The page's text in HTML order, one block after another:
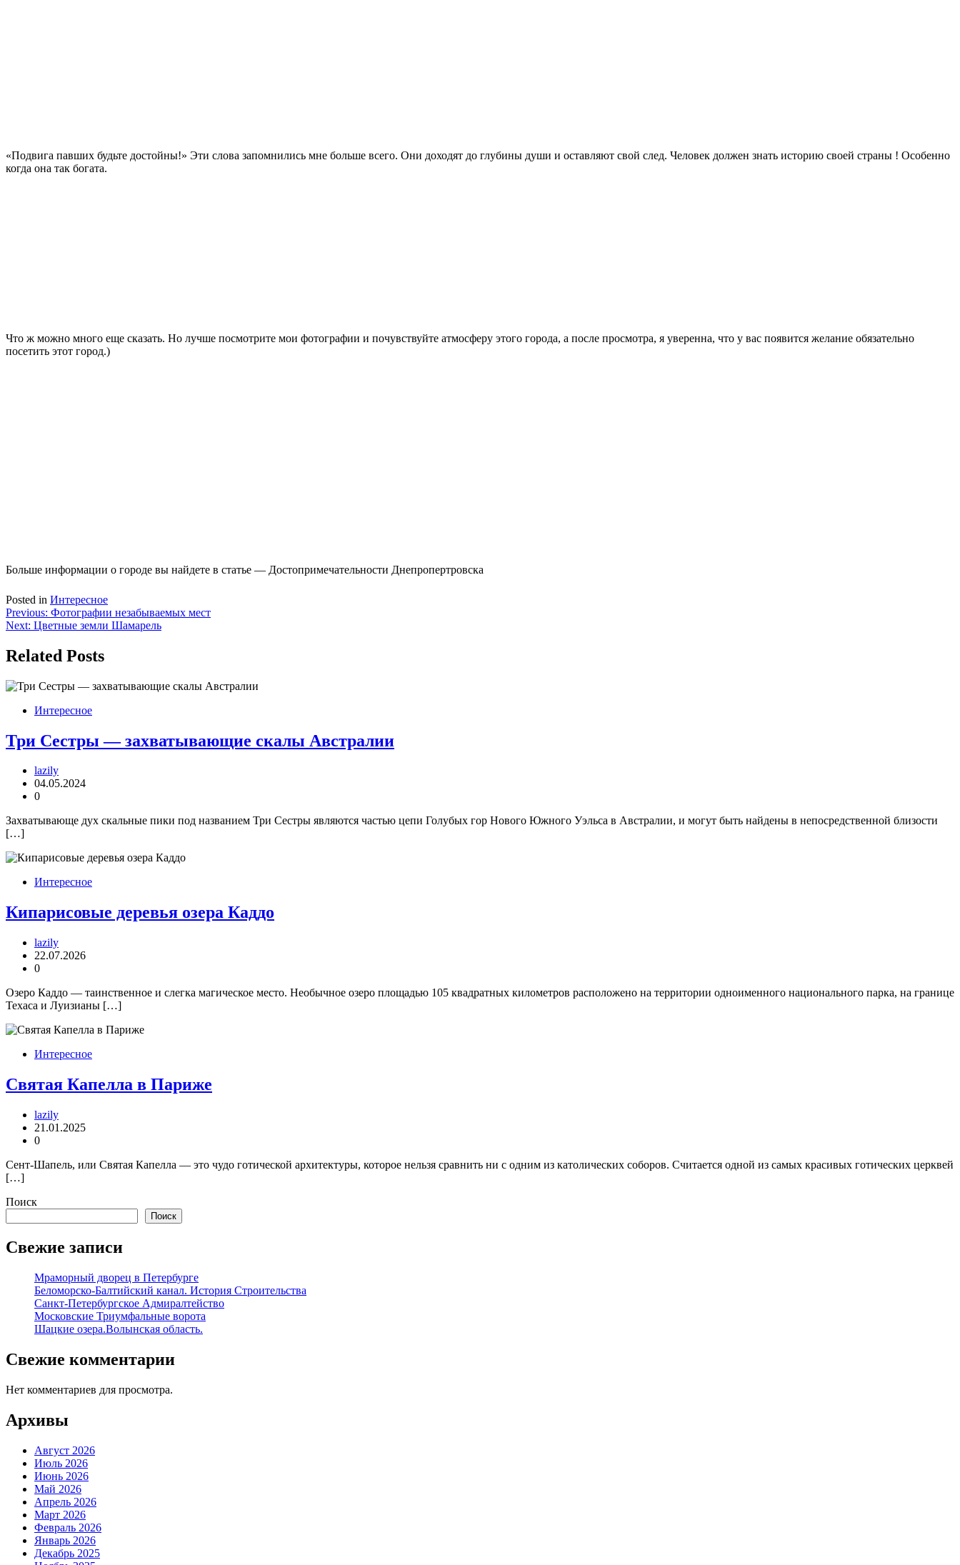
«Подвига павших будьте достойны!» Эти слова запомнились мне больше всего. Они доходят до глубины души и оставляют свой след. Человек должен знать историю своей страны ! Особенно
когда она так богата.
Что ж можно много еще сказать. Но лучше посмотрите мои фотографии и почувствуйте атмосферу этого города, а после просмотра, я уверенна, что у вас появится желание обязательно
посетить этот город.)
Больше информации о городе вы найдете в статье — Достопримечательности Днепропертровска
Posted in Интересное
Навигация
по
записям
Previous: Фотографии незабываемых мест
Next: Цветные земли Шамарель
Related Posts
Интересное
Три Сестры — захватывающие скалы Австралии
lazily
04.05.2024
0
Захватывающе дух скальные пики под названием Три Сестры являются частью цепи Голубых гор Нового Южного Уэльса в Австралии, и могут быть найдены в непосредственной близости
[…]
Интересное
Кипарисовые деревья озера Каддо
lazily
22.07.2026
0
Озеро Каддо — таинственное и слегка магическое место. Необычное озеро площадью 105 квадратных километров расположено на территории одноименного национального парка, на границе
Техаса и Луизианы […]
Интересное
Святая Капелла в Париже
lazily
21.01.2025
0
Сент-Шапель, или Святая Капелла — это чудо готической архитектуры, которое нельзя сравнить ни с одним из католических соборов. Считается одной из самых красивых готических церквей
[…]
Поиск
Поиск
Свежие записи
Мраморный дворец в Петербурге
Беломорско-Балтийский канал. История Строительства
Санкт-Петербургское Адмиралтейство
Московские Триумфальные ворота
Шацкие озера.Волынская область.
Свежие комментарии
Нет комментариев для просмотра.
Архивы
Август 2026
Июль 2026
Июнь 2026
Май 2026
Апрель 2026
Март 2026
Февраль 2026
Январь 2026
Декабрь 2025